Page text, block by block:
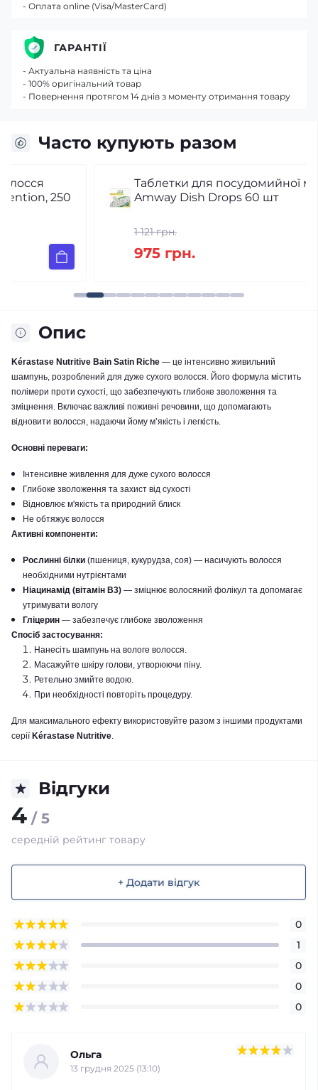
Часто купують разом
Таблетки для посудомийної машини
Amway Dish Drops 60 шт
975 грн.
Опис
Kérastase Nutritive Bain Satin Riche — це інтенсивно живильний
шампунь, розроблений для дуже сухого волосся. Його формула містить
полімери проти сухості, що забезпечують глибоке зволоження та
зміцнення. Включає важливі поживні речовини, що допомагають
відновити волосся, надаючи йому м’якість і легкість.
Основні переваги:
Інтенсивне живлення для дуже сухого волосся
Глибоке зволоження та захист від сухості
Відновлює м'якість та природний блиск
Не обтяжує волосся
Активні компоненти:
Рослинні білки (пшениця, кукурудза, соя) — насичують волосся
необхідними нутрієнтами
Ніацинамід (вітамін B3) — зміцнює волосяний фолікул та допомагає
утримувати вологу
Гліцерин — забезпечує глибоке зволоження
Спосіб застосування:
Нанесіть шампунь на вологе волосся.
Масажуйте шкіру голови, утворюючи піну.
Ретельно змийте водою.
При необхідності повторіть процедуру.
Для максимального ефекту використовуйте разом з іншими продуктами
серії Kérastase Nutritive.
Відгуки
4 / 5
середній рейтинг товару
+ Додати відгук
0
1
0
0
0
Ольга
13 грудня 2025 (13:10)
- Оплата online (Visa/MasterCard)
ГАРАНТІЇ
- Актуальна наявність та ціна
- 100% оригінальний товар
- Повернення протягом 14 днів з моменту отримання товару